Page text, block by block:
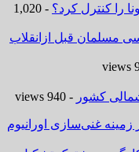
را کنترل کرد؟
- 1,020
مسلمان قبل ازانقلاب
کشور - 940 views
زمینه غنی‌سازی اورانیوم